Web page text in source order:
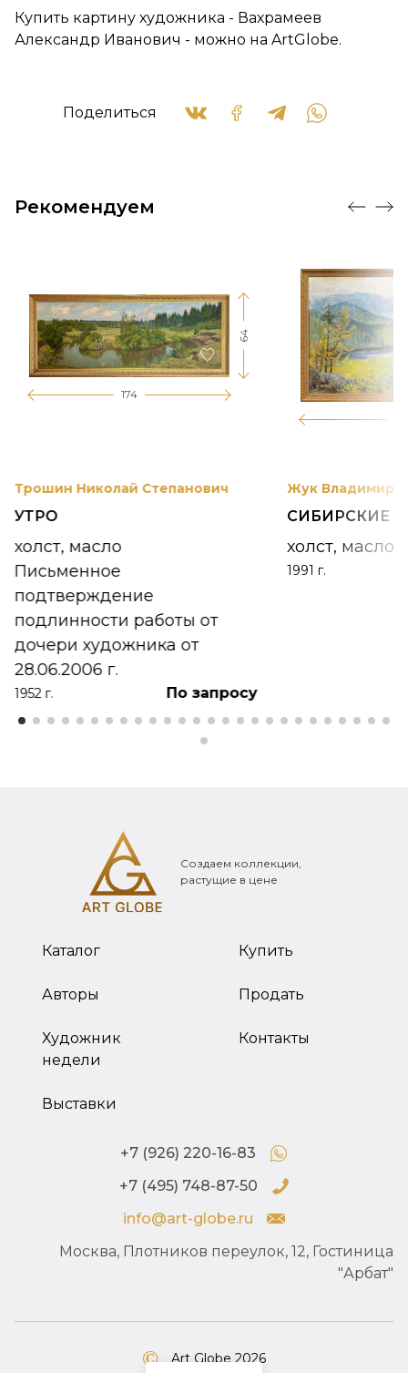
Купить картину художника - Вахрамеев
Александр Иванович - можно на ArtGlobe.
Поделиться
Рекомендуем
174
64
Трошин Николай Степанович
УТРО
холст, масло
Письменное
подтверждение
подлинности работы от
дочери художника от
28.06.2006 г.
1952 г. По запросу
Жук Владимир
СИБИРСКИЕ
холст, масло
1991 г.
Создаем коллекции,
растущие в цене
Каталог
Авторы
Художник
недели
Выставки
Купить
Продать
Контакты
+7 (926) 220-16-83
+7 (495) 748-87-50
info@art-globe.ru
Москва, Плотников переулок, 12, Гостиница
"Арбат"
Art Globe 2026